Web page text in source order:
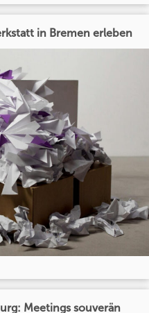
in Bremen erleben
Meetings souverän